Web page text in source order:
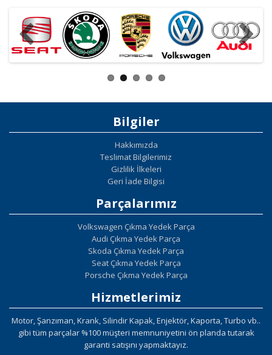
Bilgiler
Hakkımızda
Teslimat Bilgilerimiz
Gizlilik İlkeleri
Geri İade Bilgisi
Parçalarımız
Volkswagen Çıkma Yedek Parça
Audi Çıkma Yedek Parça
Skoda Çıkma Yedek Parça
Seat Çıkma Yedek Parça
Porsche Çıkma Yedek Parça
Hizmetlerimiz
Motor, Şanzıman, Krank, Silindir Kapak, Enjektör, Kaporta, Turbo vb..
gibi tüm parçalar %100 müşteri memnuniyetini ön planda tutarak
garanti satışını yapmaktayız.